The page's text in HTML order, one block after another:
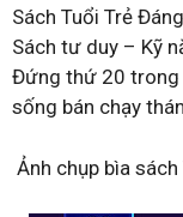
Sách Tuổi Trẻ
Sách tư duy – Kỹ
Đứng thứ 20 trong
sống bán chạy
Ảnh chụp bìa